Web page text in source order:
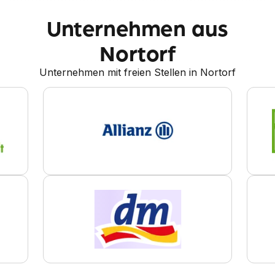
Unternehmen aus
Nortorf
Unternehmen mit freien Stellen in Nortorf